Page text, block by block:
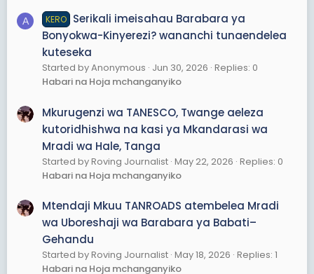
A KERO Serikali imeisahau Barabara ya
Bonyokwa-Kinyerezi? wananchi tunaendelea
kuteseka
Started by Anonymous Jun 30, 2026 Replies: 0
Habari na Hoja mchanganyiko
Mkurugenzi wa TANESCO, Twange aeleza
kutoridhishwa na kasi ya Mkandarasi wa
Mradi wa Hale, Tanga
Started by Roving Journalist May 22, 2026 Replies: 0
Habari na Hoja mchanganyiko
Mtendaji Mkuu TANROADS atembelea Mradi
wa Uboreshaji wa Barabara ya Babati–
Gehandu
Started by Roving Journalist May 18, 2026 Replies: 1
Habari na Hoja mchanganyiko